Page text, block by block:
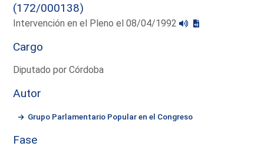
(172/000138)
Intervención en el Pleno el 08/04/1992
Cargo
Diputado por Córdoba
Autor
Grupo Parlamentario Popular en el Congreso
Fase